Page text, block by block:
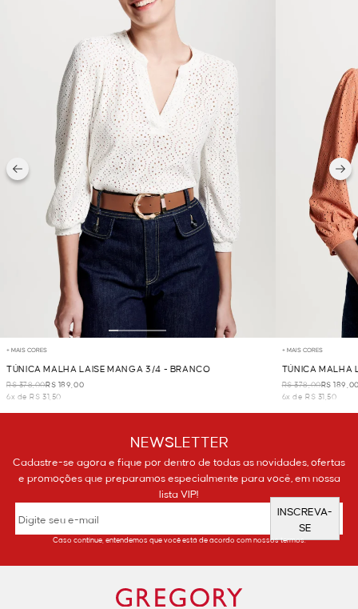
+ MAIS CORES
TÚNICA MALHA LAISE MANGA 3/4 - BRANCO
R$ 378,00R$ 189,00
6x de R$ 31,50
+ MAIS CORES
TÚNICA MALHA
R$ 378,00R$
6x de R$ 31,50
NEWSLETTER
Cadastre-se agora e fique por dentro de todas as novidades, ofertas
e promoções que preparamos especialmente para você, em nossa
lista VIP!
INSCREVA-
SE
Caso continue, entendemos que você está de acordo com nossos termos.